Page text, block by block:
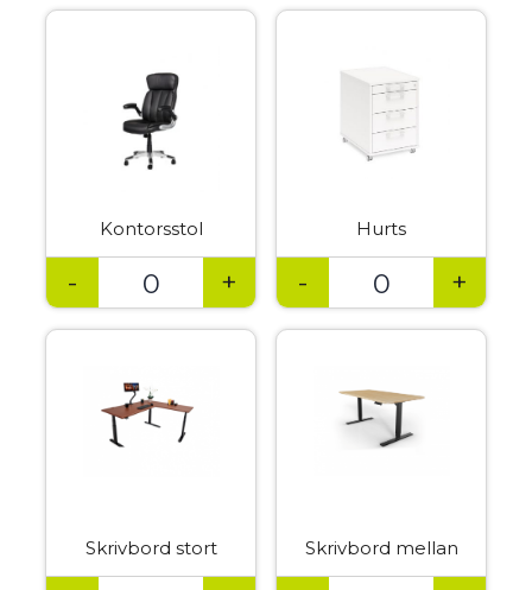
Kontorsstol
- +
Hurts
- +
Skrivbord stort Skrivbord mellan